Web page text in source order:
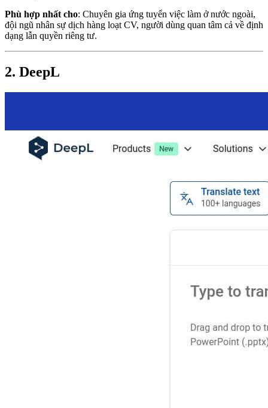
Phù hợp nhất cho: Chuyên gia ứng tuyển việc làm ở nước ngoài,
đội ngũ nhân sự dịch hàng loạt CV, người dùng quan tâm cả về định
dạng lẫn quyền riêng tư.
2. DeepL